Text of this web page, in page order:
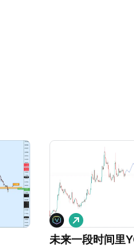
未来一段时间里
做
多